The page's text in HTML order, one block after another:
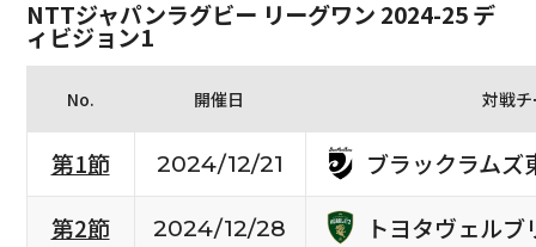
NTTジャパンラグビー リーグワン 2024-25 デ
ィビジョン1
No. 開催日 対戦
第1節 2024/12/21
ブラックラムズ
第2節
2024/12/28
トヨタヴェルブ